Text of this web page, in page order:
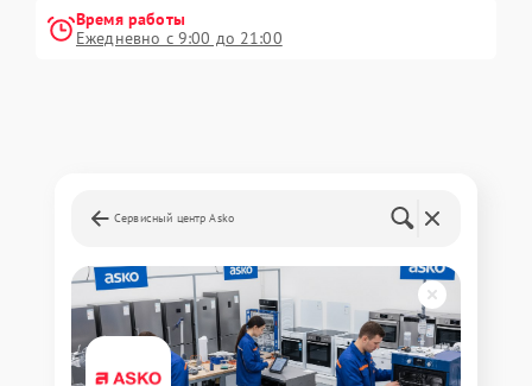
Время работы
Ежедневно с 9:00 до 21:00
Сервисный центр Asko